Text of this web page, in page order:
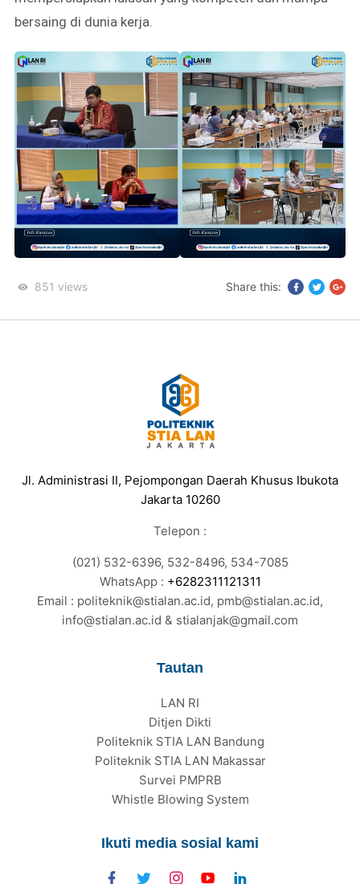
bersaing di dunia kerja.
851 views Share this:
Jl. Administrasi II, Pejompongan Daerah Khusus Ibukota
Jakarta 10260
Telepon :
(021) 532-6396, 532-8496, 534-7085
WhatsApp : +6282311121311
Email : politeknik@stialan.ac.id, pmb@stialan.ac.id,
info@stialan.ac.id & stialanjak@gmail.com
Tautan
LAN RI
Ditjen Dikti
Politeknik STIA LAN Bandung
Politeknik STIA LAN Makassar
Survei PMPRB
Whistle Blowing System
Ikuti media sosial kami